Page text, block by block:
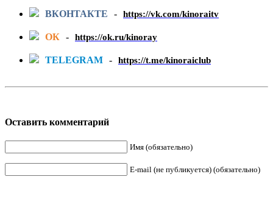
ВКОНТАКТЕ - https://vk.com/kinoraitv
ОК - https://ok.ru/kinoray
TELEGRAM - https://t.me/kinoraiclub
Оставить комментарий
Имя (обязательно)
E-mail (не публикуется) (обязательно)